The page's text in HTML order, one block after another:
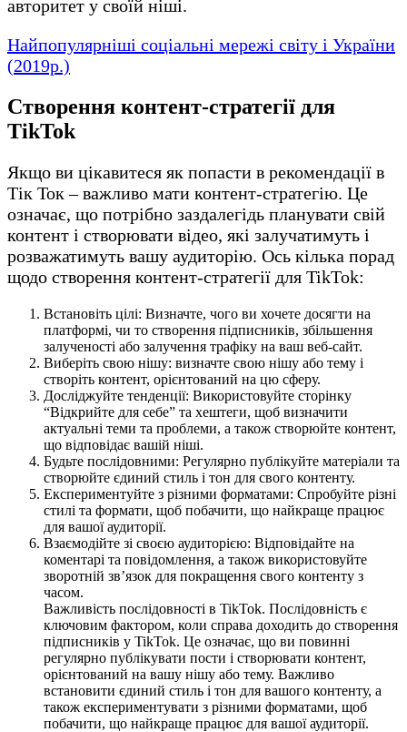
авторитет у своїй ніші.
Найпопулярніші соціальні мережі світу і України
(2019р.)
Створення контент-стратегії для
TikTok
Якщо ви цікавитеся як попасти в рекомендації в
Тік Ток – важливо мати контент-стратегію. Це
означає, що потрібно заздалегідь планувати свій
контент і створювати відео, які залучатимуть і
розважатимуть вашу аудиторію. Ось кілька порад
щодо створення контент-стратегії для TikTok:
Встановіть цілі: Визначте, чого ви хочете досягти на
платформі, чи то створення підписників, збільшення
залученості або залучення трафіку на ваш веб-сайт.
Виберіть свою нішу: визначте свою нішу або тему і
створіть контент, орієнтований на цю сферу.
Досліджуйте тенденції: Використовуйте сторінку
“Відкрийте для себе” та хештеги, щоб визначити
актуальні теми та проблеми, а також створюйте контент,
що відповідає вашій ніші.
Будьте послідовними: Регулярно публікуйте матеріали та
створюйте єдиний стиль і тон для свого контенту.
Експериментуйте з різними форматами: Спробуйте різні
стилі та формати, щоб побачити, що найкраще працює
для вашої аудиторії.
Взаємодійте зі своєю аудиторією: Відповідайте на
коментарі та повідомлення, а також використовуйте
зворотній зв’язок для покращення свого контенту з
часом.
Важливість послідовності в TikTok. Послідовність є
ключовим фактором, коли справа доходить до створення
підписників у TikTok. Це означає, що ви повинні
регулярно публікувати пости і створювати контент,
орієнтований на вашу нішу або тему. Важливо
встановити єдиний стиль і тон для вашого контенту, а
також експериментувати з різними форматами, щоб
побачити, що найкраще працює для вашої аудиторії.